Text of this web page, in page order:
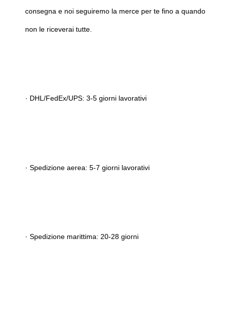
consegna e noi seguiremo la merce per te fino a quando
non le riceverai tutte.
· DHL/FedEx/UPS: 3-5 giorni lavorativi
· Spedizione aerea: 5-7 giorni lavorativi
· Spedizione marittima: 20-28 giorni